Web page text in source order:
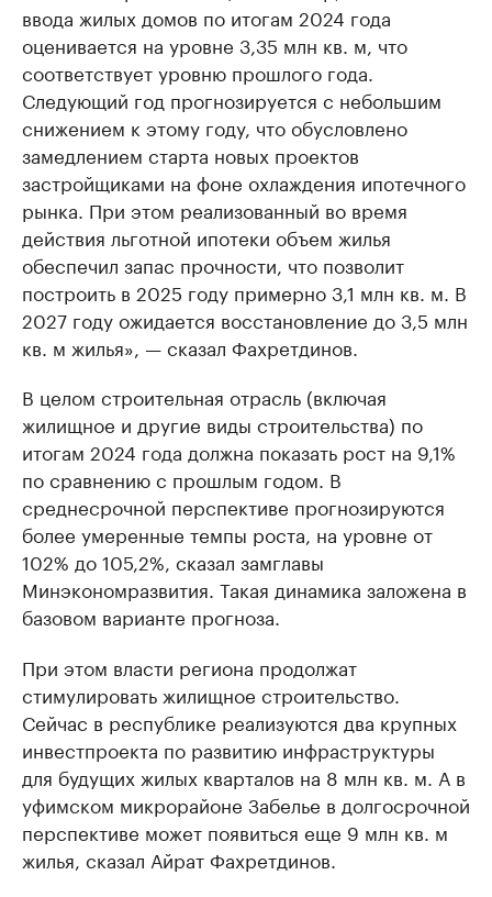
ввода жилых домов по итогам 2024 года
оценивается на уровне 3,35 млн кв. м, что
соответствует уровню прошлого года.
Следующий год прогнозируется с небольшим
снижением к этому году, что обусловлено
замедлением старта новых проектов
застройщиками на фоне охлаждения ипотечного
рынка. При этом реализованный во время
действия льготной ипотеки объем жилья
обеспечил запас прочности, что позволит
построить в 2025 году примерно 3,1 млн кв. м. В
2027 году ожидается восстановление до 3,5 млн
кв. м жилья», — сказал Фахретдинов.
В целом строительная отрасль (включая
жилищное и другие виды строительства) по
итогам 2024 года должна показать рост на 9,1%
по сравнению с прошлым годом. В
среднесрочной перспективе прогнозируются
более умеренные темпы роста, на уровне от
102% до 105,2%, сказал замглавы
Минэкономразвития. Такая динамика заложена в
базовом варианте прогноза.
При этом власти региона продолжат
стимулировать жилищное строительство.
Сейчас в республике реализуются два крупных
инвестпроекта по развитию инфраструктуры
для будущих жилых кварталов на 8 млн кв. м. А в
уфимском микрорайоне Забелье в долгосрочной
перспективе может появиться еще 9 млн кв. м
жилья, сказал Айрат Фахретдинов.